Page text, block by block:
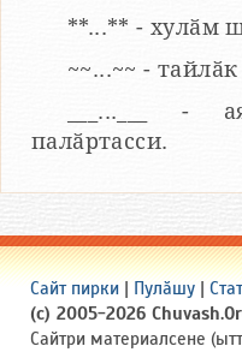
**...** - хулӑм
~~...~~ -
___...___ -
палӑртасси.
Сайт пирки Пулӑшу
(c) 2005-2026
Сайтри материалсене